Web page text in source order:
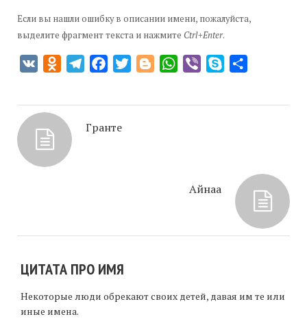
Если вы нашли ошибку в описании имени, пожалуйста,
выделите фрагмент текста и нажмите Ctrl+Enter.
VK Odnoklassniki
TelegramFacebookTwitterBloggerWhatsApp
Viber Skype
Гранте
Айнаа
ЦИТАТА ПРО ИМЯ
Некоторые люди обрекают своих детей, давая им те или
иные имена.